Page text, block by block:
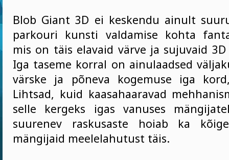
Blob Giant 3D ei keskendu ainult
parkouri kunsti valdamise kohta
mis on täis elavaid värve ja sujuvaid
Iga taseme korral on ainulaadsed
värske ja põneva kogemuse iga
Lihtsad, kuid kaasahaaravad
selle kergeks igas vanuses
suurenev raskusaste hoiab ka
mängijaid meelelahutust täis.